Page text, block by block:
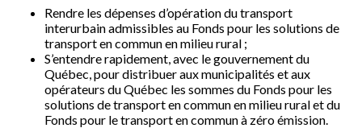
Rendre les dépenses d’opération du transport
interurbain admissibles au Fonds pour les solutions de
transport en commun en milieu rural ;
S’entendre rapidement, avec le gouvernement du
Québec, pour distribuer aux municipalités et aux
opérateurs du Québec les sommes du Fonds pour les
solutions de transport en commun en milieu rural et du
Fonds pour le transport en commun à zéro émission.